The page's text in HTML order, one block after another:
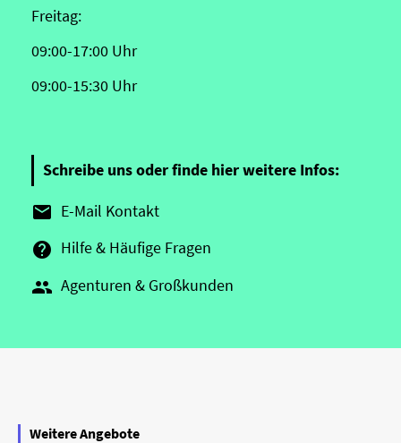
Freitag:
09:00-17:00 Uhr
09:00-15:30 Uhr
Schreibe uns oder finde hier weitere Infos:
 E-Mail Kontakt
 Hilfe & Häufige Fragen
 Agenturen & Großkunden
Weitere Angebote